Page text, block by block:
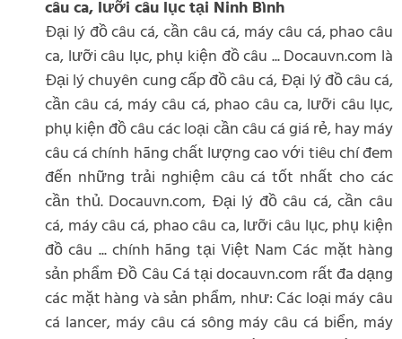
câu ca, lưỡi câu lục tại Ninh Bình
Đại lý đồ câu cá, cần câu cá, máy câu cá, phao câu
ca, lưỡi câu lục, phụ kiện đồ câu ... Docauvn.com là
Đại lý chuyên cung cấp đồ câu cá, Đại lý đồ câu cá,
cần câu cá, máy câu cá, phao câu ca, lưỡi câu lục,
phụ kiện đồ câu các loại cần câu cá giá rẻ, hay máy
câu cá chính hãng chất lượng cao với tiêu chí đem
đến những trải nghiệm câu cá tốt nhất cho các
cần thủ. Docauvn.com, Đại lý đồ câu cá, cần câu
cá, máy câu cá, phao câu ca, lưỡi câu lục, phụ kiện
đồ câu ... chính hãng tại Việt Nam Các mặt hàng
sản phẩm Đồ Câu Cá tại docauvn.com rất đa dạng
các mặt hàng và sản phẩm, như: Các loại máy câu
cá lancer, máy câu cá sông máy câu cá biển, máy